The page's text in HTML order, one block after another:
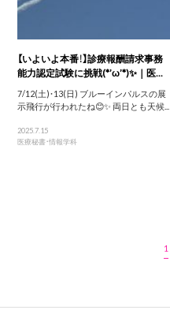
【いよいよ本番！】診療報酬請求事務
能力認定試験に挑戦(*’ω’*)✨｜医...
7/12(土)・13(日) ブルーインパルスの展
示飛行が行われたね😊✨ 両日とも天候...
2025.7.15
医療秘書・情報学科
1